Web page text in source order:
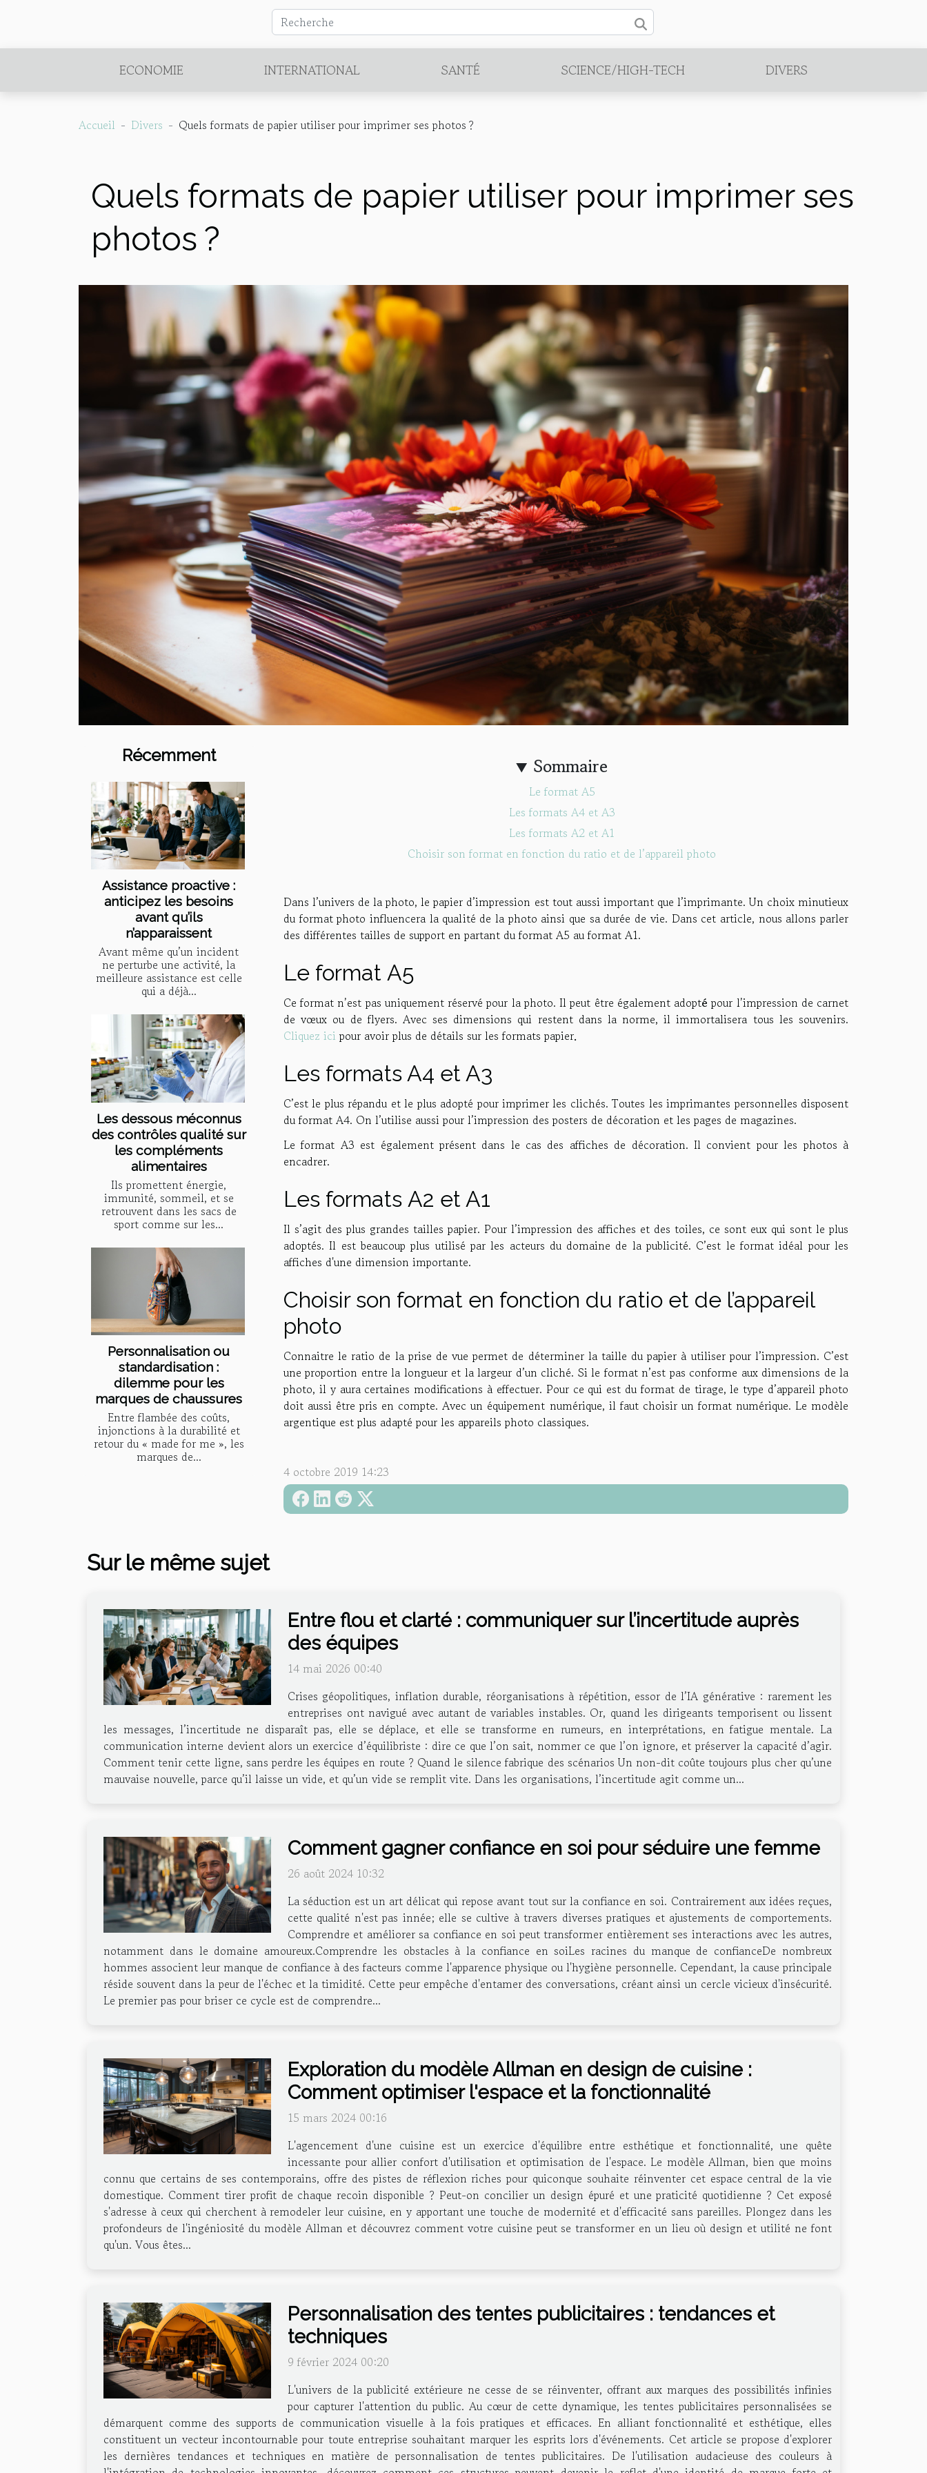
ECONOMIE INTERNATIONAL SANTÉ SCIENCE/HIGH-TECH DIVERS
Accueil Divers Quels formats de papier utiliser pour imprimer ses photos ?
Quels formats de papier utiliser pour imprimer ses
photos ?
Récemment
Assistance proactive :
anticipez les besoins
avant qu’ils
n’apparaissent
Avant même qu’un incident
ne perturbe une activité, la
meilleure assistance est celle
qui a déjà...
Les dessous méconnus
des contrôles qualité sur
les compléments
alimentaires
Ils promettent énergie,
immunité, sommeil, et se
retrouvent dans les sacs de
sport comme sur les...
Personnalisation ou
standardisation :
dilemme pour les
marques de chaussures
Entre flambée des coûts,
injonctions à la durabilité et
retour du « made for me », les
marques de...
Sommaire
Le format A5
Les formats A4 et A3
Les formats A2 et A1
Choisir son format en fonction du ratio et de l’appareil photo
Dans l’univers de la photo, le papier d’impression est tout aussi important que l’imprimante. Un choix minutieux
du format photo influencera la qualité de la photo ainsi que sa durée de vie. Dans cet article, nous allons parler
des différentes tailles de support en partant du format A5 au format A1.
Le format A5
Ce format n’est pas uniquement réservé pour la photo. Il peut être également adopté pour l’impression de carnet
de vœux ou de flyers. Avec ses dimensions qui restent dans la norme, il immortalisera tous les souvenirs.
Cliquez ici pour avoir plus de détails sur les formats papier.
Les formats A4 et A3
C’est le plus répandu et le plus adopté pour imprimer les clichés. Toutes les imprimantes personnelles disposent
du format A4. On l’utilise aussi pour l’impression des posters de décoration et les pages de magazines.
Le format A3 est également présent dans le cas des affiches de décoration. Il convient pour les photos à
encadrer.
Les formats A2 et A1
Il s’agit des plus grandes tailles papier. Pour l’impression des affiches et des toiles, ce sont eux qui sont le plus
adoptés. Il est beaucoup plus utilisé par les acteurs du domaine de la publicité. C’est le format idéal pour les
affiches d'une dimension importante.
Choisir son format en fonction du ratio et de l’appareil
photo
Connaitre le ratio de la prise de vue permet de déterminer la taille du papier à utiliser pour l’impression. C’est
une proportion entre la longueur et la largeur d’un cliché. Si le format n’est pas conforme aux dimensions de la
photo, il y aura certaines modifications à effectuer. Pour ce qui est du format de tirage, le type d’appareil photo
doit aussi être pris en compte. Avec un équipement numérique, il faut choisir un format numérique. Le modèle
argentique est plus adapté pour les appareils photo classiques.
4 octobre 2019 14:23
Sur le même sujet
Entre flou et clarté : communiquer sur l’incertitude auprès
des équipes
14 mai 2026 00:40
Crises géopolitiques, inflation durable, réorganisations à répétition, essor de l’IA générative : rarement les
entreprises ont navigué avec autant de variables instables. Or, quand les dirigeants temporisent ou lissent
les messages, l’incertitude ne disparaît pas, elle se déplace, et elle se transforme en rumeurs, en interprétations, en fatigue mentale. La
communication interne devient alors un exercice d’équilibriste : dire ce que l’on sait, nommer ce que l’on ignore, et préserver la capacité d’agir.
Comment tenir cette ligne, sans perdre les équipes en route ? Quand le silence fabrique des scénarios Un non-dit coûte toujours plus cher qu’une
mauvaise nouvelle, parce qu’il laisse un vide, et qu’un vide se remplit vite. Dans les organisations, l’incertitude agit comme un...
Comment gagner confiance en soi pour séduire une femme
26 août 2024 10:32
La séduction est un art délicat qui repose avant tout sur la confiance en soi. Contrairement aux idées reçues,
cette qualité n'est pas innée; elle se cultive à travers diverses pratiques et ajustements de comportements.
Comprendre et améliorer sa confiance en soi peut transformer entièrement ses interactions avec les autres,
notamment dans le domaine amoureux.Comprendre les obstacles à la confiance en soiLes racines du manque de confianceDe nombreux
hommes associent leur manque de confiance à des facteurs comme l'apparence physique ou l'hygiène personnelle. Cependant, la cause principale
réside souvent dans la peur de l'échec et la timidité. Cette peur empêche d'entamer des conversations, créant ainsi un cercle vicieux d'insécurité.
Le premier pas pour briser ce cycle est de comprendre...
Exploration du modèle Allman en design de cuisine :
Comment optimiser l'espace et la fonctionnalité
15 mars 2024 00:16
L'agencement d'une cuisine est un exercice d'équilibre entre esthétique et fonctionnalité, une quête
incessante pour allier confort d'utilisation et optimisation de l'espace. Le modèle Allman, bien que moins
connu que certains de ses contemporains, offre des pistes de réflexion riches pour quiconque souhaite réinventer cet espace central de la vie
domestique. Comment tirer profit de chaque recoin disponible ? Peut-on concilier un design épuré et une praticité quotidienne ? Cet exposé
s'adresse à ceux qui cherchent à remodeler leur cuisine, en y apportant une touche de modernité et d'efficacité sans pareilles. Plongez dans les
profondeurs de l'ingéniosité du modèle Allman et découvrez comment votre cuisine peut se transformer en un lieu où design et utilité ne font
qu'un. Vous êtes...
Personnalisation des tentes publicitaires : tendances et
techniques
9 février 2024 00:20
L'univers de la publicité extérieure ne cesse de se réinventer, offrant aux marques des possibilités infinies
pour capturer l'attention du public. Au cœur de cette dynamique, les tentes publicitaires personnalisées se
démarquent comme des supports de communication visuelle à la fois pratiques et efficaces. En alliant fonctionnalité et esthétique, elles
constituent un vecteur incontournable pour toute entreprise souhaitant marquer les esprits lors d'événements. Cet article se propose d'explorer
les dernières tendances et techniques en matière de personnalisation de tentes publicitaires. De l'utilisation audacieuse des couleurs à